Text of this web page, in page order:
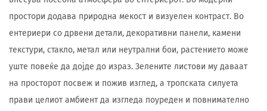
простори додава природна мекост и визуелен контраст. Во
ентериери со дрвени детали, декоративни панели, камени
текстури, стакло, метал или неутрални бои, растението може
уште повеќе да дојде до израз. Зелените листови му даваат
на просторот посвеж и пожив изглед, а тропската силуета
прави целиот амбиент да изгледа поуреден и повнимателно